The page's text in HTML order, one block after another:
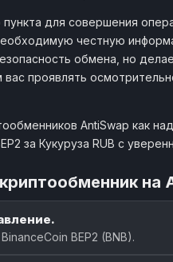
для совершения
честную
обмена, но
проявлять
AntiSwap как
за Кукуруза RUB с
на
BEP2 (BNB).